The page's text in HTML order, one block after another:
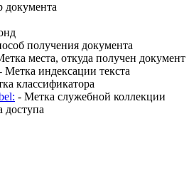
документа
получения документа
места, откуда получен документ
Метка индексации текста
классификатора
- Метка служебной коллекции
доступа